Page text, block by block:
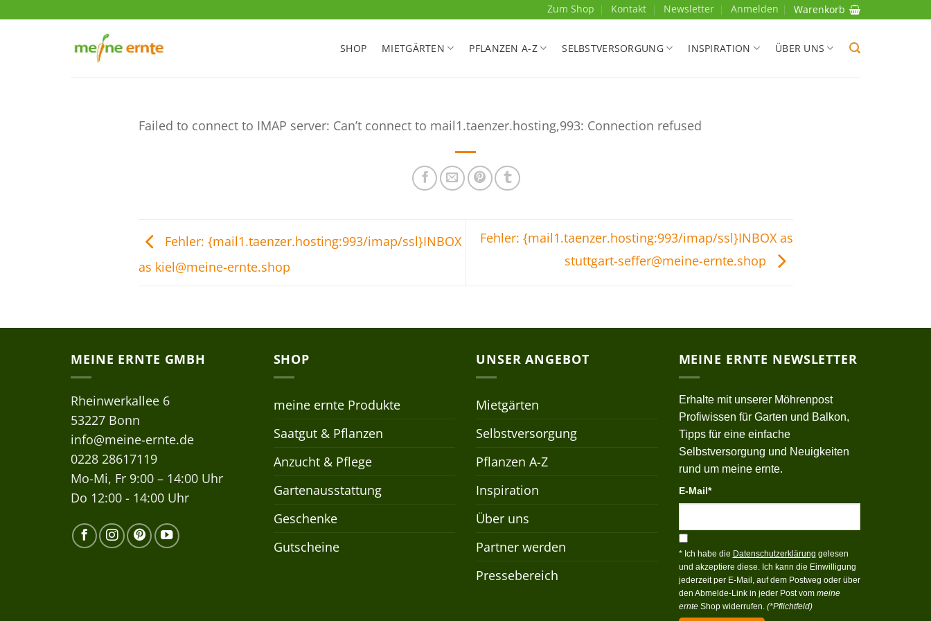
Zum Shop Kontakt Newsletter Anmelden Warenkorb
SHOP MIETGÄRTEN PFLANZEN A-Z SELBSTVERSORGUNG INSPIRATION ÜBER UNS
Failed to connect to IMAP server: Can’t connect to mail1.taenzer.hosting,993: Connection refused
Fehler: {mail1.taenzer.hosting:993/imap/ssl}INBOX
as kiel@meine-ernte.shop
Fehler: {mail1.taenzer.hosting:993/imap/ssl}INBOX as
stuttgart-seffer@meine-ernte.shop
MEINE ERNTE GMBH
Rheinwerkallee 6
53227 Bonn
info@meine-ernte.de
0228 28617119
Mo-Mi, Fr 9:00 – 14:00 Uhr
Do 12:00 - 14:00 Uhr
SHOP
meine ernte Produkte
Saatgut & Pflanzen
Anzucht & Pflege
Gartenausstattung
Geschenke
Gutscheine
UNSER ANGEBOT
Mietgärten
Selbstversorgung
Pflanzen A-Z
Inspiration
Über uns
Partner werden
Pressebereich
MEINE ERNTE NEWSLETTER
Erhalte mit unserer Möhrenpost
Profiwissen für Garten und Balkon,
Tipps für eine einfache
Selbstversorgung und Neuigkeiten
rund um meine ernte.
E-Mail*
* Ich habe die Datenschutzerklärung gelesen
und akzeptiere diese. Ich kann die Einwilligung
jederzeit per E-Mail, auf dem Postweg oder über
den Abmelde-Link in jeder Post vom meine
ernteShop widerrufen. (*Pflichtfeld)